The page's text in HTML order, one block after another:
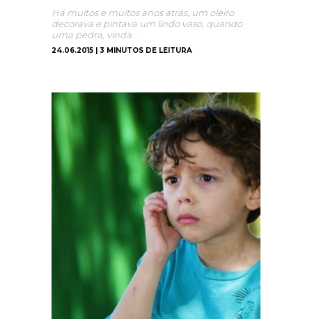
Há muitos e muitos anos atrás, um oleiro
decorava e pintava um lindo vaso, quando
uma pedra, vinda…
24.06.2015 | 3 MINUTOS DE LEITURA